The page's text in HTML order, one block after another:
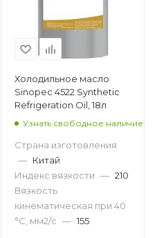
Холодильное масло
Sinopec 4522 Synthetic
Refrigeration Oil, 18л
Узнать свободное наличие
Страна изготовления
— Китай
Индекс вязкости — 210
Вязкость
кинематическая при 40
°С, мм2/с — 155